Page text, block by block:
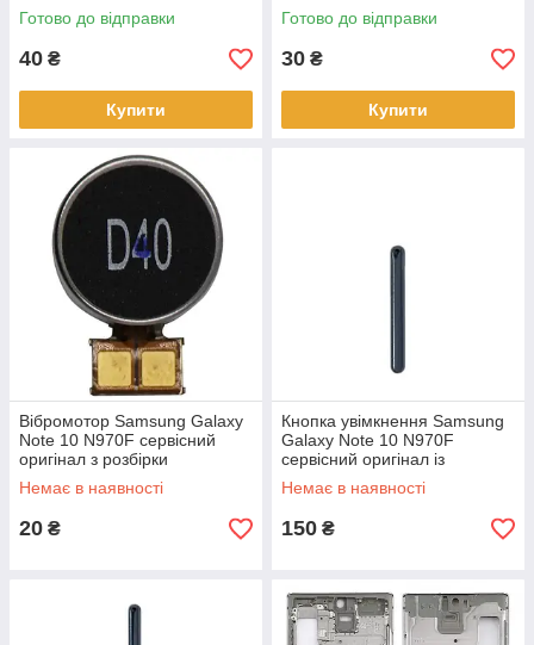
Готово до відправки
40 ₴
Купити
Готово до відправки
30 ₴
Купити
Вібромотор Samsung Galaxy
Note 10 N970F сервісний
оригінал з розбірки
Немає в наявності
20 ₴
Кнопка увімкнення Samsung
Galaxy Note 10 N970F
сервісний оригінал із
розбирання
Немає в наявності
150 ₴